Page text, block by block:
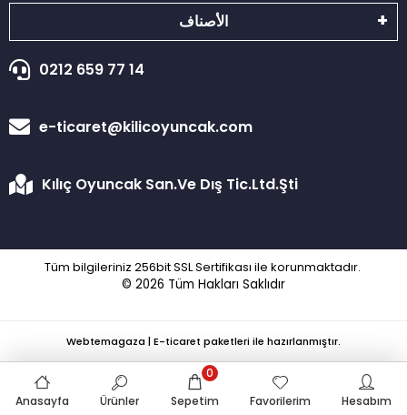
الأصناف
0212 659 77 14
e-ticaret@kilicoyuncak.com
Kılıç Oyuncak San.Ve Dış Tic.Ltd.Şti
Tüm bilgileriniz 256bit SSL Sertifikası ile korunmaktadır.
© 2026 Tüm Hakları Saklıdır
Anasayfa Ürünler Sepetim
0
Favorilerim
Hesabım
Webtemagaza | E-ticaret paketleri ile hazırlanmıştır.